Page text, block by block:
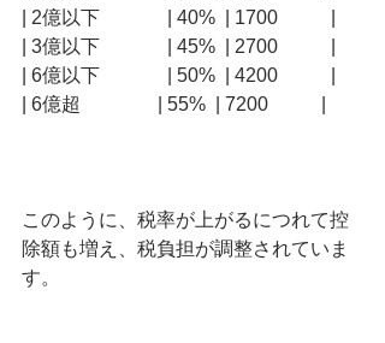
| 2億以下              | 40%  | 1700           |
| 3億以下              | 45%  | 2700           |
| 6億以下              | 50%  | 4200           |
| 6億超                | 55%  | 7200           |
このように、税率が上がるにつれて控
除額も増え、税負担が調整されていま
す。